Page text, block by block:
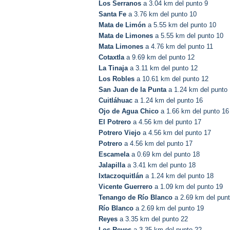
Los Serranos a 3.04 km del punto 9
Santa Fe a 3.76 km del punto 10
Mata de Limón a 5.55 km del punto 10
Mata de Limones a 5.55 km del punto 10
Mata Limones a 4.76 km del punto 11
Cotaxtlaa 9.69 km del punto 12
La Tinajaa 3.11 km del punto 12
Los Robles a 10.61 km del punto 12
San Juan de la Puntaa 1.24 km del punto
Cuitláhuac a 1.24 km del punto 16
Ojo de Agua Chico a 1.66 km del punto 16
El Potrero a 4.56 km del punto 17
Potrero Viejo a 4.56 km del punto 17
Potrero a 4.56 km del punto 17
Escamelaa 0.69 km del punto 18
Jalapillaa 3.41 km del punto 18
Ixtaczoquitlán a 1.24 km del punto 18
Vicente Guerrero a 1.09 km del punto 19
Tenango de Río Blanco a 2.69 km del
Río Blanco a 2.69 km del punto 19
Reyes a 3.35 km del punto 22